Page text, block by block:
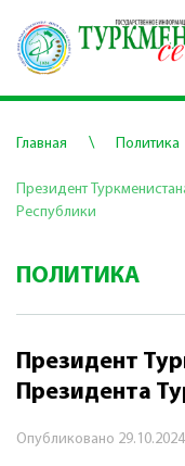
Главная \ Политика
Президент
Республики
ПОЛИТИКА
Президент
Президента
Опубликовано 29.10.2024